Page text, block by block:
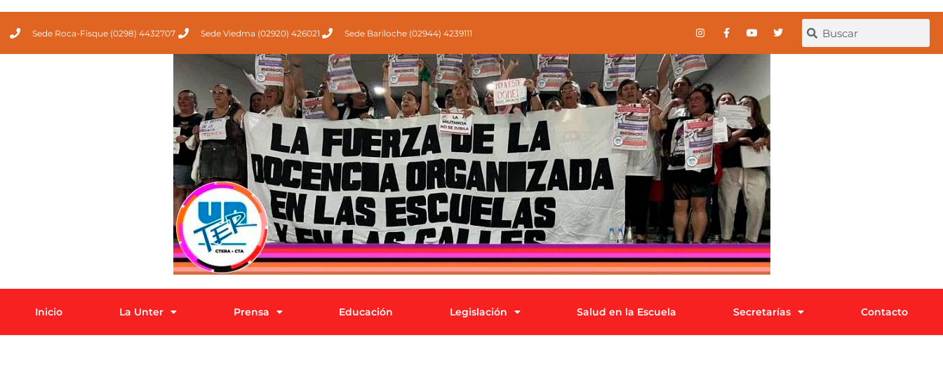
Sede Roca-Fisque (0298) 4432707 Sede Viedma (02920) 426021 Sede Bariloche (02944) 4239111
Inicio La Unter Prensa Educación Legislación Salud en la Escuela Secretarías Contacto